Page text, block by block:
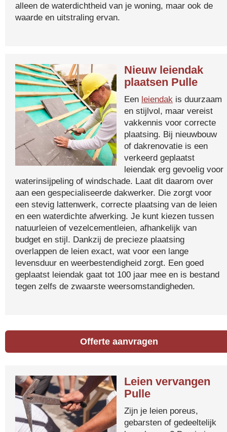
alleen de waterdichtheid van je woning, maar ook de
waarde en uitstraling ervan.
Nieuw leiendak
plaatsen Pulle
Een leiendak is duurzaam
en stijlvol, maar vereist
vakkennis voor correcte
plaatsing. Bij nieuwbouw
of dakrenovatie is een
verkeerd geplaatst
leiendak erg gevoelig voor
waterinsijpeling of windschade. Laat dit daarom over
aan een gespecialiseerde dakwerker. Die zorgt voor
een stevig lattenwerk, correcte plaatsing van de leien
en een waterdichte afwerking. Je kunt kiezen tussen
natuurleien of vezelcementleien, afhankelijk van
budget en stijl. Dankzij de precieze plaatsing
overlappen de leien exact, wat voor een lange
levensduur en weerbestendigheid zorgt. Een goed
geplaatst leiendak gaat tot 100 jaar mee en is bestand
tegen zelfs de zwaarste weersomstandigheden.
Offerte aanvragen
Leien vervangen
Pulle
Zijn je leien poreus,
gebarsten of gedeeltelijk